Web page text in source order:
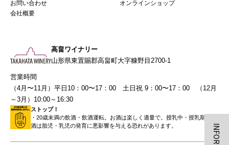
お問い合わせ
会社概要
オンラインショップ
高畠ワイナリー
山形県東置賜郡高畠町大字糠野目2700-1
営業時間
（4月〜11月）平日10：00〜17：00 土日祝 9：00〜17：00 （12月
～3月）10:00～16:30
ストップ！
・20歳未満の飲酒・飲酒運転。お酒は楽しく適量で。授乳中・授乳期の飲
酒は胎児・乳児の発育に悪影響を与える恐れがあります。